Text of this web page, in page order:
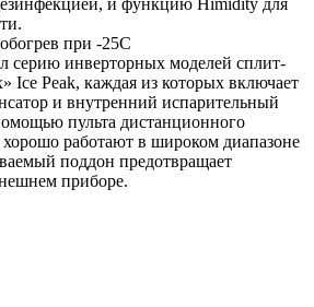
при -25С
серию инверторных моделей сплит-
Ice Peak, каждая из которых включает
и внутренний испарительный
пульта дистанционного
работают в широком диапазоне
поддон предотвращает
приборе.